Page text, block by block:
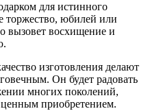
для истинного
торжество, юбилей или
вызовет восхищение и
изготовления делают
Он будет радовать
многих поколений,
приобретением.